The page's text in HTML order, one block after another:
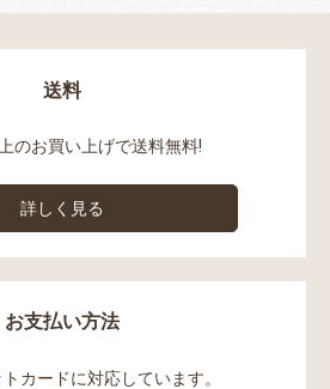
送料
のお買い上げで送料無料!
詳しく見る
お支払い方法
カードに対応しています。